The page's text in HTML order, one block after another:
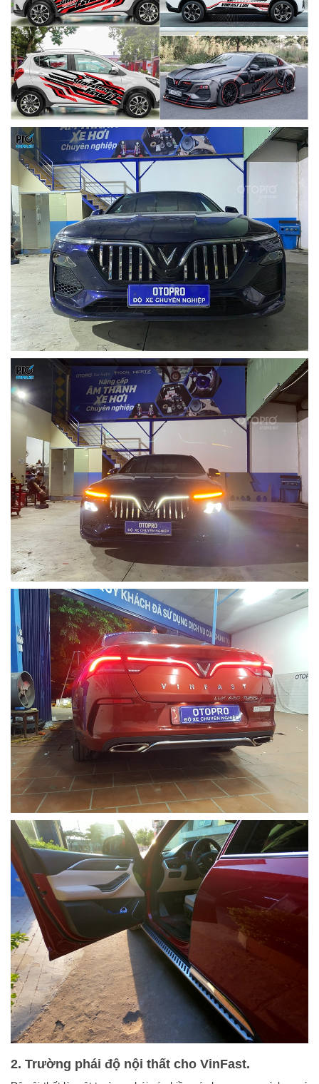
2. Trường phái độ nội thất cho VinFast.